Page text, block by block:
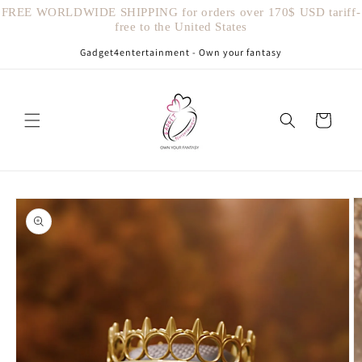
FREE WORLDWIDE SHIPPING for orders over 170$ USD tariff-
free to the United States
direttamente
Gadget4entertainment - Own your fantasy
Carrello
Passa alle
informazioni
sul prodotto